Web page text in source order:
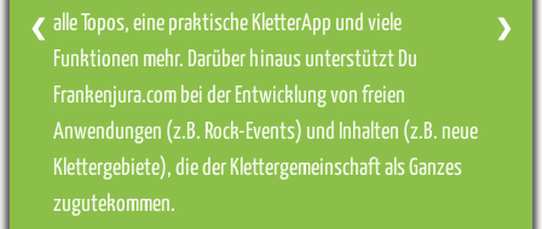
alle Topos, eine praktische KletterApp und viele
Funktionen mehr. Darüber hinaus unterstützt Du
Frankenjura.com bei der Entwicklung von freien
Anwendungen (z.B. Rock-Events) und Inhalten (z.B. neue
Klettergebiete), die der Klettergemeinschaft als Ganzes
zugutekommen.
❮ ❯